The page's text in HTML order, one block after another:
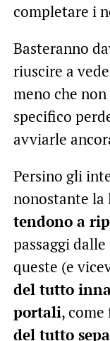
completare i
Basteranno
riuscire a
meno che
specifico
avviarle
Persino gli
nonostante
tendono a
passaggi
queste (e
del tutto
portali, come
del tutto